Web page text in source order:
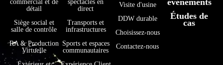
commercial et de
détail
Siège social et
salle de contrôle
RA & Production
Virtuelle
spectacles en
direct
Transports et
infrastructures
Sports et espaces
communautaires
Visite d'usine
DDW durable
Choisissez-nous
Contactez-nous
Études de
cas
Bahasa Indonesia
हिन्दी
فارسی